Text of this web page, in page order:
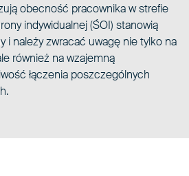
obecność pracownika w strefie
indywidualnej (ŚOI) stanowią
i należy zwracać uwagę nie tylko na
również na wzajemną
łączenia poszczególnych